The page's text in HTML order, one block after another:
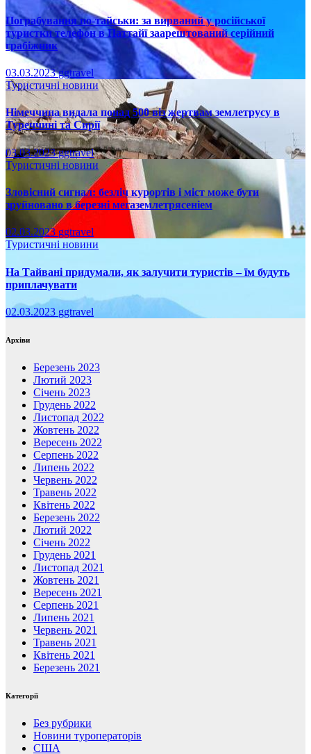
Пограбування по-тайськи: за вирваний у російської
туристки телефон в Паттайї заарештований серійний
грабіжник
03.03.2023ggtravel
Туристичні новини
Німеччина видала понад 500 віз жертвам землетрусу в
Туреччині та Сирії
03.03.2023ggtravel
Туристичні новини
Зловісний сигнал: безліч курортів і міст може бути
зруйновано в березні мегаземлетрясеніем
02.03.2023 ggtravel
Туристичні новини
На Тайвані придумали, як залучити туристів – їм будуть
приплачувати
02.03.2023 ggtravel
Архіви
Березень 2023
Лютий 2023
Січень 2023
Грудень 2022
Листопад 2022
Жовтень 2022
Вересень 2022
Серпень 2022
Липень 2022
Червень 2022
Травень 2022
Квітень 2022
Березень 2022
Лютий 2022
Січень 2022
Грудень 2021
Листопад 2021
Жовтень 2021
Вересень 2021
Серпень 2021
Липень 2021
Червень 2021
Травень 2021
Квітень 2021
Березень 2021
Категорії
Без рубрики
Новини туроператорів
США